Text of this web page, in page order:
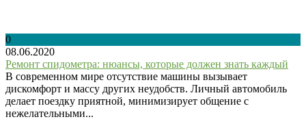
0
08.06.2020
Ремонт спидометра: нюансы, которые должен знать каждый
В современном мире отсутствие машины вызывает
дискомфорт и массу других неудобств. Личный автомобиль
делает поездку приятной, минимизирует общение с
нежелательными...